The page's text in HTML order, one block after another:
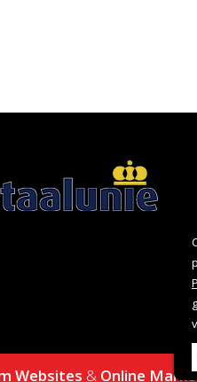
Websites & Online